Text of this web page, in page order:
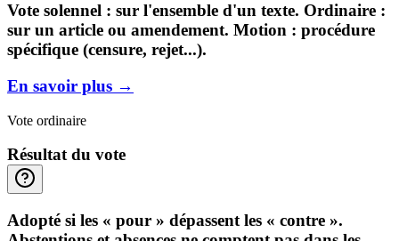
Vote solennel : sur l'ensemble d'un texte. Ordinaire :
sur un article ou amendement. Motion : procédure
spécifique (censure, rejet...).
En savoir plus →
Vote ordinaire
Résultat du vote
Adopté si les « pour » dépassent les « contre ».